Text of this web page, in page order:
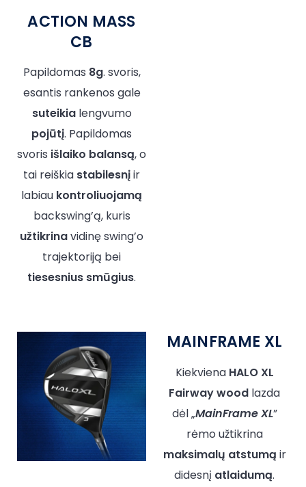
ACTION MASS
CB
Papildomas 8g. svoris,
esantis rankenos gale
suteikialengvumo
pojūtį. Papildomas
svoris išlaiko balansą, o
tai reiškia stabilesnįir
labiau kontroliuojamą
backswing’ą, kuris
užtikrinavidinę swing’o
trajektoriją bei
tiesesnius smūgius.
MAINFRAME XL
Kiekviena HALO XL
Fairway wood lazda
dėl „MainFrame XL”
rėmo užtikrina
maksimalų atstumą ir
didesnį atlaidumą.